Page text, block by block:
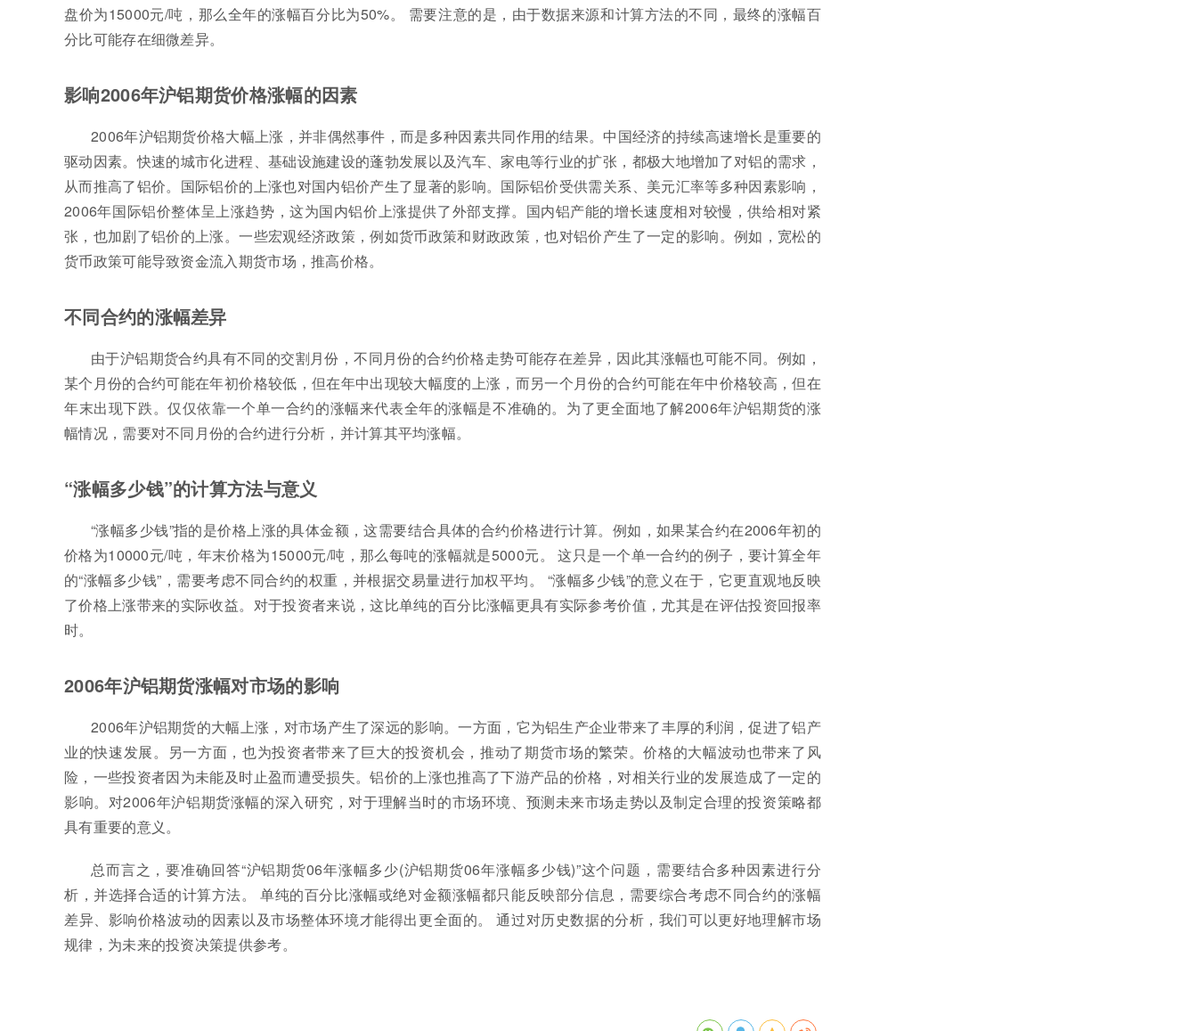
盘价为15000元/吨，那么全年的涨幅百分比为50%。 需要注意的是，由于数据来源和计算方法的不同，最终的涨幅百
分比可能存在细微差异。
影响2006年沪铝期货价格涨幅的因素
2006年沪铝期货价格大幅上涨，并非偶然事件，而是多种因素共同作用的结果。中国经济的持续高速增长是重要的
驱动因素。快速的城市化进程、基础设施建设的蓬勃发展以及汽车、家电等行业的扩张，都极大地增加了对铝的需求，
从而推高了铝价。国际铝价的上涨也对国内铝价产生了显著的影响。国际铝价受供需关系、美元汇率等多种因素影响，
2006年国际铝价整体呈上涨趋势，这为国内铝价上涨提供了外部支撑。国内铝产能的增长速度相对较慢，供给相对紧
张，也加剧了铝价的上涨。一些宏观经济政策，例如货币政策和财政政策，也对铝价产生了一定的影响。例如，宽松的
货币政策可能导致资金流入期货市场，推高价格。
不同合约的涨幅差异
由于沪铝期货合约具有不同的交割月份，不同月份的合约价格走势可能存在差异，因此其涨幅也可能不同。例如，
某个月份的合约可能在年初价格较低，但在年中出现较大幅度的上涨，而另一个月份的合约可能在年中价格较高，但在
年末出现下跌。仅仅依靠一个单一合约的涨幅来代表全年的涨幅是不准确的。为了更全面地了解2006年沪铝期货的涨
幅情况，需要对不同月份的合约进行分析，并计算其平均涨幅。
“涨幅多少钱”的计算方法与意义
“涨幅多少钱”指的是价格上涨的具体金额，这需要结合具体的合约价格进行计算。例如，如果某合约在2006年初的
价格为10000元/吨，年末价格为15000元/吨，那么每吨的涨幅就是5000元。 这只是一个单一合约的例子，要计算全年
的“涨幅多少钱”，需要考虑不同合约的权重，并根据交易量进行加权平均。 “涨幅多少钱”的意义在于，它更直观地反映
了价格上涨带来的实际收益。对于投资者来说，这比单纯的百分比涨幅更具有实际参考价值，尤其是在评估投资回报率
时。
2006年沪铝期货涨幅对市场的影响
2006年沪铝期货的大幅上涨，对市场产生了深远的影响。一方面，它为铝生产企业带来了丰厚的利润，促进了铝产
业的快速发展。另一方面，也为投资者带来了巨大的投资机会，推动了期货市场的繁荣。价格的大幅波动也带来了风
险，一些投资者因为未能及时止盈而遭受损失。铝价的上涨也推高了下游产品的价格，对相关行业的发展造成了一定的
影响。对2006年沪铝期货涨幅的深入研究，对于理解当时的市场环境、预测未来市场走势以及制定合理的投资策略都
具有重要的意义。
总而言之，要准确回答“沪铝期货06年涨幅多少(沪铝期货06年涨幅多少钱)”这个问题，需要结合多种因素进行分
析，并选择合适的计算方法。 单纯的百分比涨幅或绝对金额涨幅都只能反映部分信息，需要综合考虑不同合约的涨幅
差异、影响价格波动的因素以及市场整体环境才能得出更全面的。 通过对历史数据的分析，我们可以更好地理解市场
规律，为未来的投资决策提供参考。